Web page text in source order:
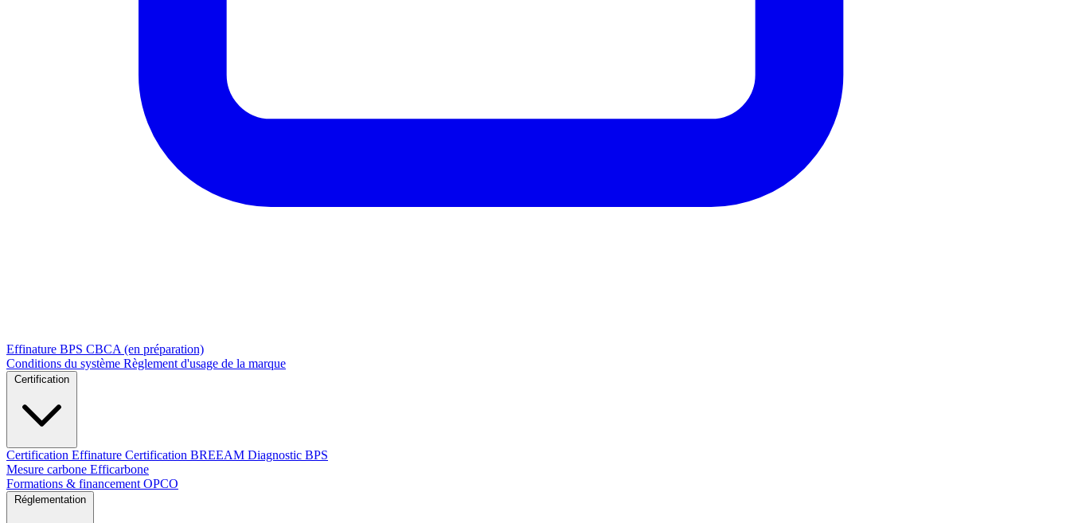
Effinature BPS CBCA (en préparation)
Conditions du système Règlement d'usage de la marque
Certification
Certification Effinature Certification BREEAM Diagnostic BPS
Mesure carbone Efficarbone
Formations & financement OPCO
Réglementation